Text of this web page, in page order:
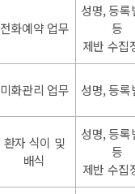
전화예약 업무
성명, 등록
등
제반 수집
미화관리 업무 성명, 등록
환자 식이 및
배식
성명, 등록
등
제반 수집